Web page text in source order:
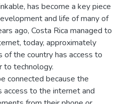
has become a key piece
and life of many of
ago, Costa Rica managed to
today, approximately
the country has access to
to technology.
connected because the
to the internet and